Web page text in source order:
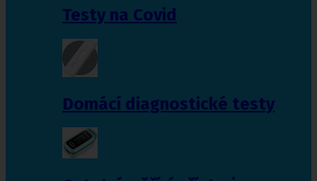
Testy na Covid
Domácí diagnostické testy